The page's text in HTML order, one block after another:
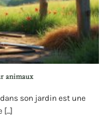
animaux
son jardin est une